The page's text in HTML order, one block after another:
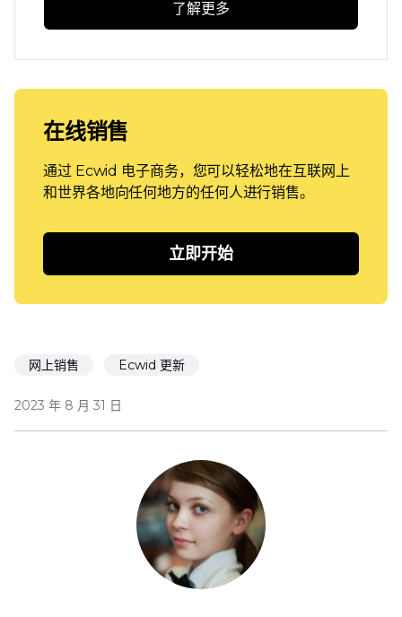
了解更多
在线销售
通过 Ecwid 电子商务，您可以轻松地在互联网上
和世界各地向任何地方的任何人进行销售。
立即开始
网上销售 Ecwid 更新
2023 年 8 月 31 日